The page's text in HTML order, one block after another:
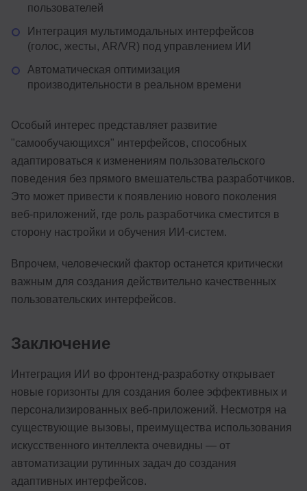
пользователей
Интеграция мультимодальных интерфейсов
(голос, жесты, AR/VR) под управлением ИИ
Автоматическая оптимизация
производительности в реальном времени
Особый интерес представляет развитие
"самообучающихся" интерфейсов, способных
адаптироваться к изменениям пользовательского
поведения без прямого вмешательства разработчиков.
Это может привести к появлению нового поколения
веб-приложений, где роль разработчика сместится в
сторону настройки и обучения ИИ-систем.
Впрочем, человеческий фактор останется критически
важным для создания действительно качественных
пользовательских интерфейсов.
Заключение
Интеграция ИИ во фронтенд-разработку открывает
новые горизонты для создания более эффективных и
персонализированных веб-приложений. Несмотря на
существующие вызовы, преимущества использования
искусственного интеллекта очевидны — от
автоматизации рутинных задач до создания
адаптивных интерфейсов.